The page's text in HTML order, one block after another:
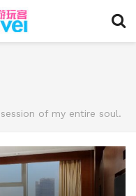
of my entire soul.